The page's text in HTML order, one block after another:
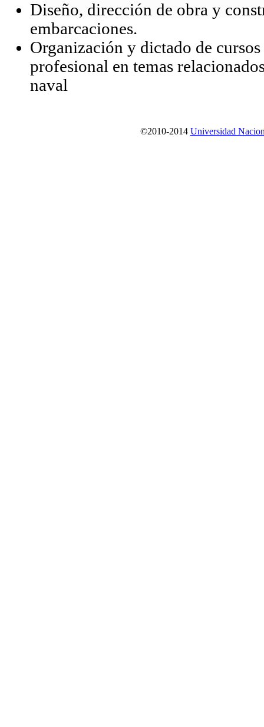
Diseño, dirección de obra y
embarcaciones.
Organización y dictado de
profesional en temas
naval
©2010-2014 Universidad